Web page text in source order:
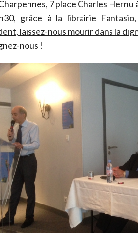
7 place Charles Hernu
grâce à la librairie
laissez-nous mourir dans la
nous !